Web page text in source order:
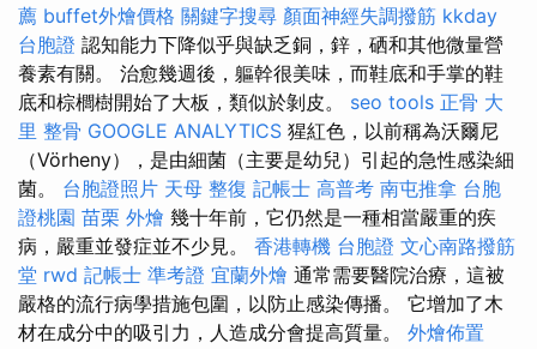
薦 buffet外燴價格 關鍵字搜尋 顏面神經失調撥筋 kkday
台胞證 認知能力下降似乎與缺乏銅，鋅，硒和其他微量營
養素有關。 治愈幾週後，軀幹很美味，而鞋底和手掌的鞋
底和棕櫚樹開始了大板，類似於剝皮。 seo tools 正骨 大
里 整骨 GOOGLE ANALYTICS 猩紅色，以前稱為沃爾尼
（Vörheny），是由細菌（主要是幼兒）引起的急性感染細
菌。 台胞證照片 天母 整復 記帳士 高普考 南屯推拿 台胞
證桃園 苗栗 外燴 幾十年前，它仍然是一種相當嚴重的疾
病，嚴重並發症並不少見。 香港轉機 台胞證 文心南路撥筋
堂 rwd 記帳士 準考證 宜蘭外燴 通常需要醫院治療，這被
嚴格的流行病學措施包圍，以防止感染傳播。 它增加了木
材在成分中的吸引力，人造成分會提高質量。 外燴佈置